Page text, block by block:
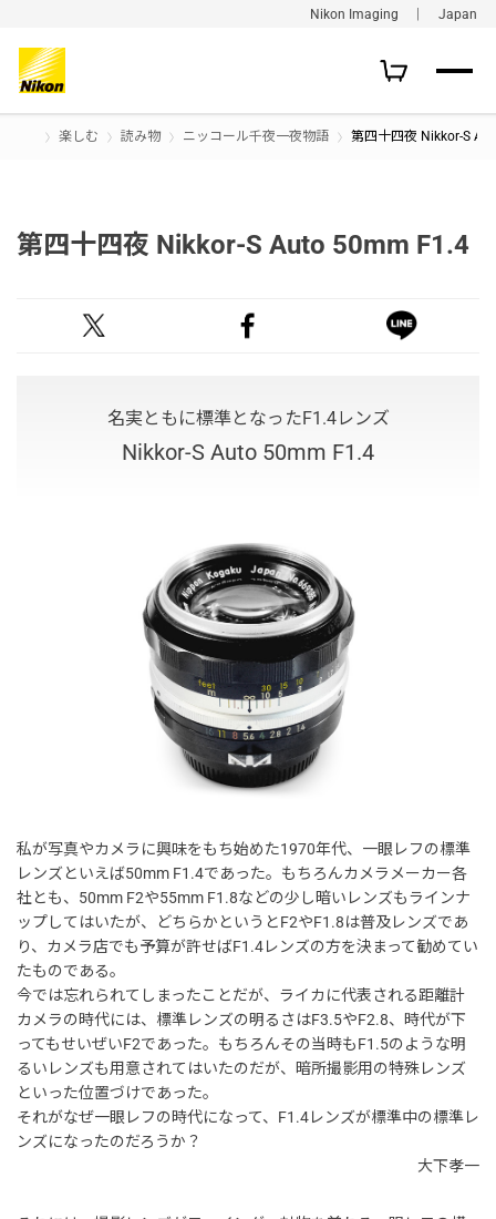
Nikon Imaging ｜ Japan
楽しむ 読み物 ニッコール千夜一夜物語 第四十四夜 Nikkor-S
第四十四夜 Nikkor-S Auto 50mm F1.4
名実ともに標準となったF1.4レンズ
Nikkor-S Auto 50mm F1.4
私が写真やカメラに興味をもち始めた1970年代、一眼レフの標準
レンズといえば50mm F1.4であった。もちろんカメラメーカー各
社とも、50mm F2や55mm F1.8などの少し暗いレンズもラインナ
ップしてはいたが、どちらかというとF2やF1.8は普及レンズであ
り、カメラ店でも予算が許せばF1.4レンズの方を決まって勧めてい
たものである。
今では忘れられてしまったことだが、ライカに代表される距離計
カメラの時代には、標準レンズの明るさはF3.5やF2.8、時代が下
ってもせいぜいF2であった。もちろんその当時もF1.5のような明
るいレンズも用意されてはいたのだが、暗所撮影用の特殊レンズ
といった位置づけであった。
それがなぜ一眼レフの時代になって、F1.4レンズが標準中の標準レ
ンズになったのだろうか？
大下孝一